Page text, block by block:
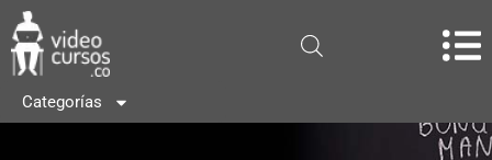
Categorías